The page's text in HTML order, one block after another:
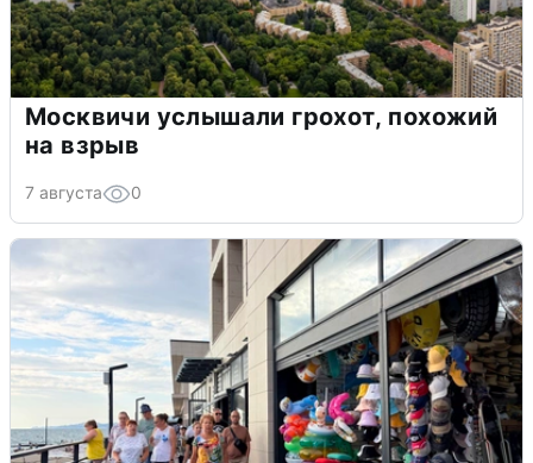
Москвичи услышали грохот, похожий
на взрыв
7 августа 0